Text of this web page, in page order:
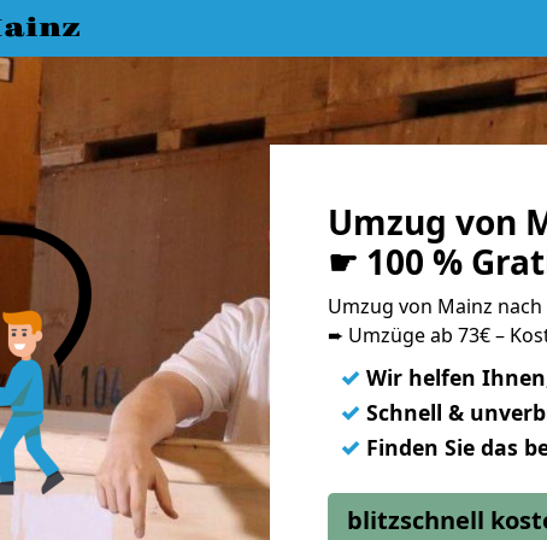
Umzug von
☛ 100 %
Umzug von Mainz
➨ Umzüge ab 73€ –
✓ Wir helfen
✓ Schnell &
✓ Finden Sie das
blitzschnell